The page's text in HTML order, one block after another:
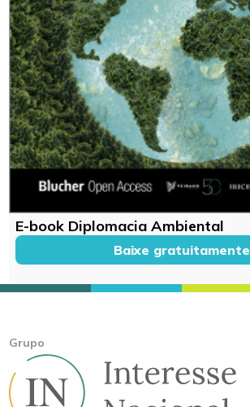
E-book Diplomacia Ambiental
Baixe gratuitamente
Grupo